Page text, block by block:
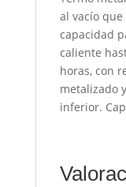
al vacío
capacidad
caliente
horas, con
metalizado
inferior.